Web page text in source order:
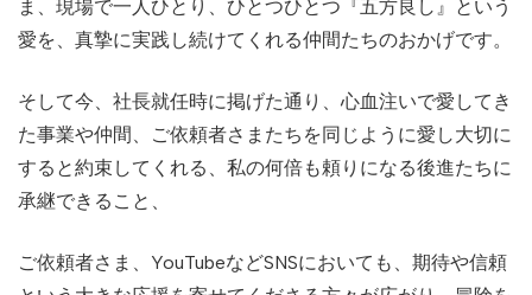
ま、現場で一人ひとり、ひとつひとつ『五方良し』という
愛を、真摯に実践し続けてくれる仲間たちのおかげです。
そして今、社長就任時に掲げた通り、心血注いで愛してき
た事業や仲間、ご依頼者さまたちを同じように愛し大切に
すると約束してくれる、私の何倍も頼りになる後進たちに
承継できること、
ご依頼者さま、YouTubeなどSNSにおいても、期待や信頼